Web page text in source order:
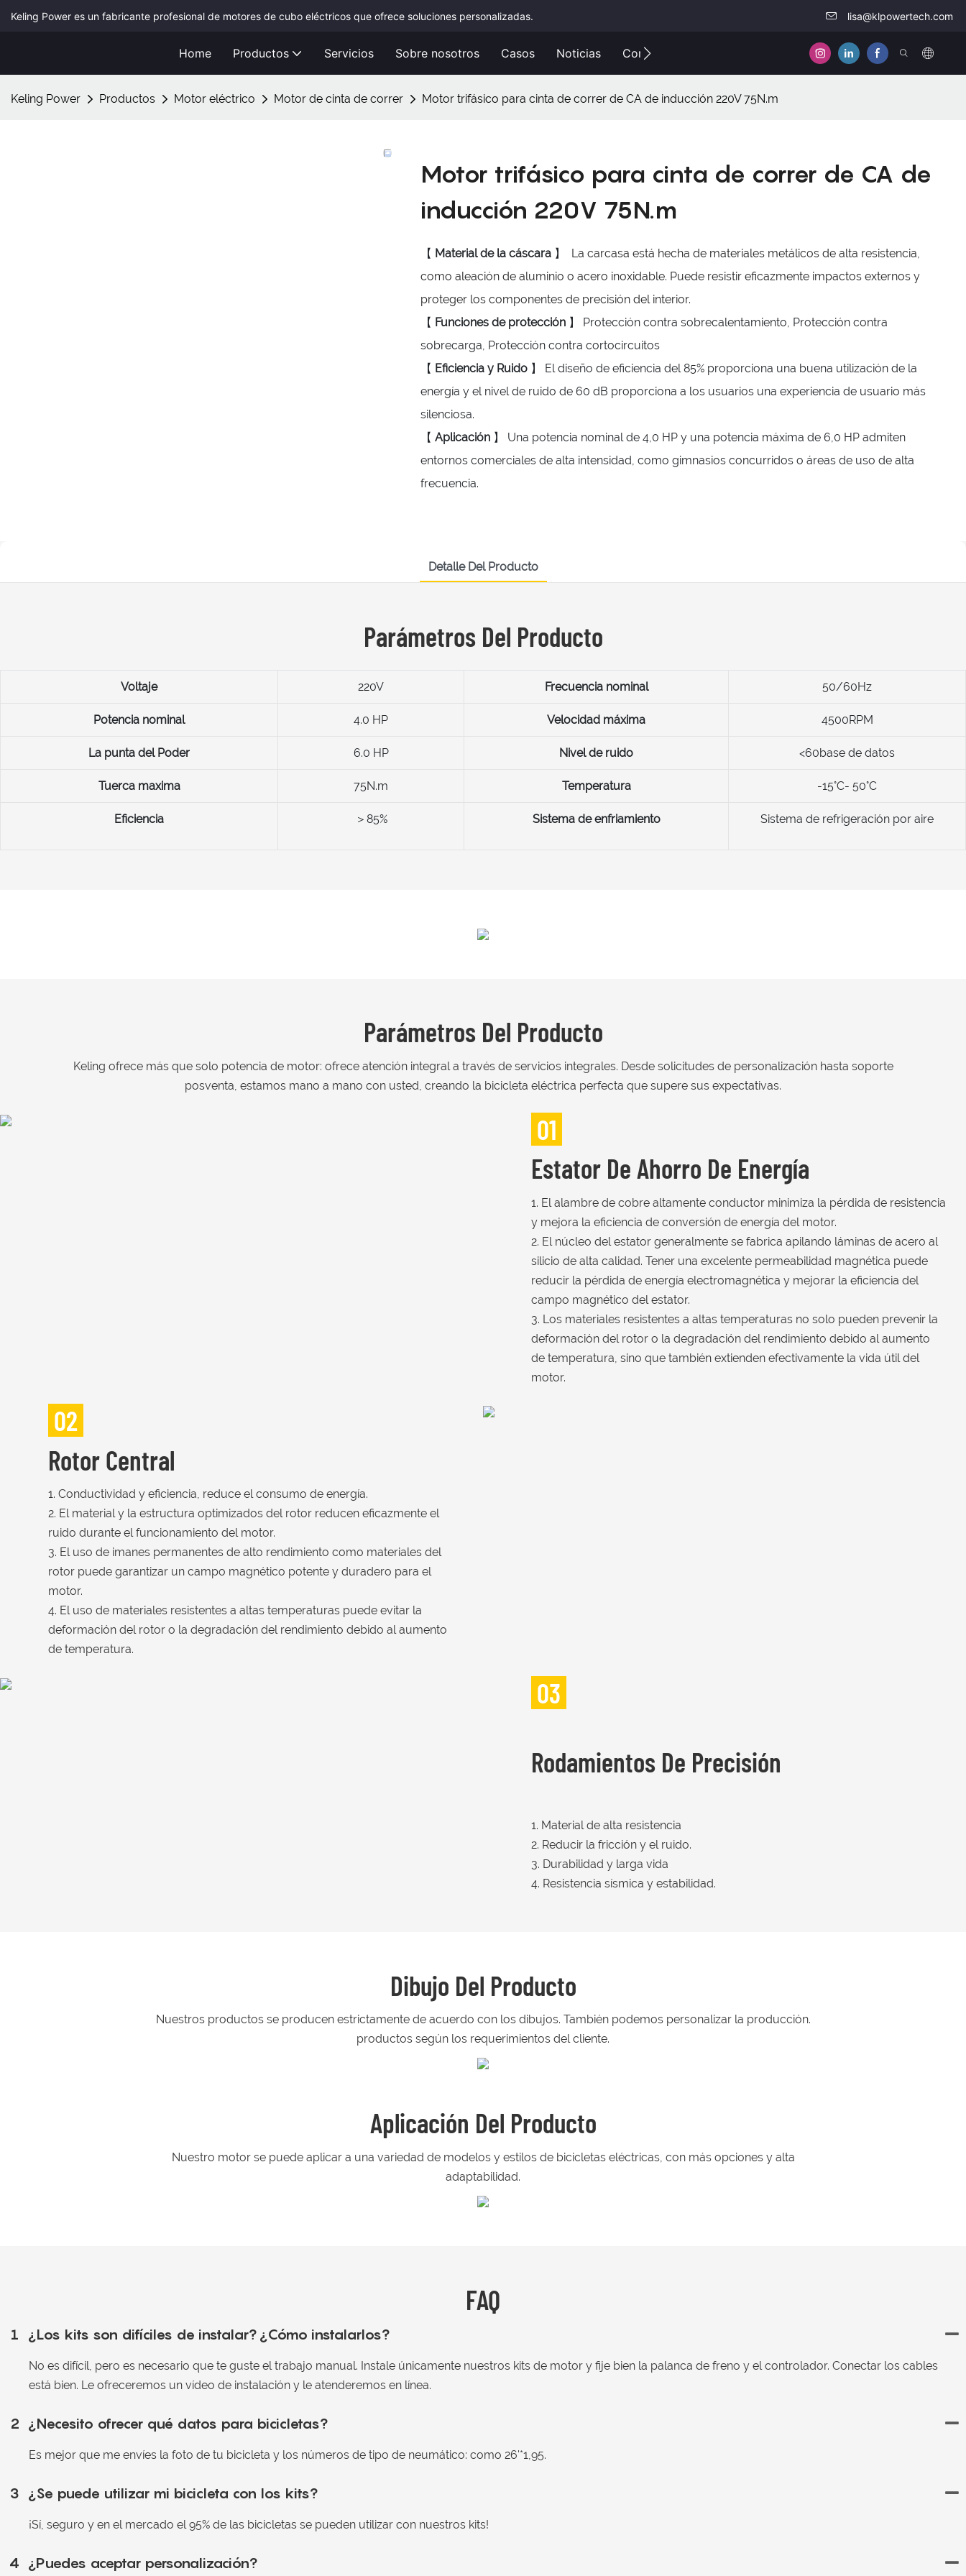
Keling Power es un fabricante profesional de motores de cubo eléctricos que ofrece soluciones personalizadas. lisa@klpowertech.com
Home Productos Servicios Sobre nosotros Casos Noticias Contáctenos
Keling Power Productos Motor eléctrico Motor de cinta de correr Motor trifásico para cinta de correr de CA de inducción 220V 75N.m
Motor trifásico para cinta de correr de CA de
inducción 220V 75N.m
【 Material de la cáscara 】
La carcasa está hecha de materiales metálicos de alta resistencia,
como aleación de aluminio o acero inoxidable. Puede resistir eficazmente impactos externos y
proteger los componentes de precisión del interior.
【 Funciones de protección 】 Protección contra sobrecalentamiento, Protección contra
sobrecarga, Protección contra cortocircuitos
【 Eficiencia y Ruido 】 El diseño de eficiencia del 85% proporciona una buena utilización de la
energía y el nivel de ruido de 60 dB proporciona a los usuarios una experiencia de usuario más
silenciosa.
【 Aplicación 】 Una potencia nominal de 4,0 HP y una potencia máxima de 6,0 HP admiten
entornos comerciales de alta intensidad, como gimnasios concurridos o áreas de uso de alta
frecuencia.
Detalle Del Producto
Parámetros Del Producto
Voltaje 220V Frecuencia nominal 50/60Hz
Potencia nominal 4.0 HP Velocidad máxima 4500RPM
La punta del Poder 6.0 HP Nivel de ruido <60base de datos
Tuerca maxima 75N.m Temperatura -15°C- 50°C
Eficiencia ＞85% Sistema de enfriamiento Sistema de refrigeración por aire
Parámetros Del Producto
Keling ofrece más que solo potencia de motor: ofrece atención integral a través de servicios integrales. Desde solicitudes de personalización hasta soporte
posventa, estamos mano a mano con usted, creando la bicicleta eléctrica perfecta que supere sus expectativas.
01
Estator De Ahorro De Energía
1. El alambre de cobre altamente conductor minimiza la pérdida de resistencia
y mejora la eficiencia de conversión de energía del motor.
2. El núcleo del estator generalmente se fabrica apilando láminas de acero al
silicio de alta calidad. Tener una excelente permeabilidad magnética puede
reducir la pérdida de energía electromagnética y mejorar la eficiencia del
campo magnético del estator.
3. Los materiales resistentes a altas temperaturas no solo pueden prevenir la
deformación del rotor o la degradación del rendimiento debido al aumento
de temperatura, sino que también extienden efectivamente la vida útil del
motor.
02
Rotor Central
1. Conductividad y eficiencia, reduce el consumo de energía.
2. El material y la estructura optimizados del rotor reducen eficazmente el
ruido durante el funcionamiento del motor.
3. El uso de imanes permanentes de alto rendimiento como materiales del
rotor puede garantizar un campo magnético potente y duradero para el
motor.
4. El uso de materiales resistentes a altas temperaturas puede evitar la
deformación del rotor o la degradación del rendimiento debido al aumento
de temperatura.
03
1. Material de alta resistencia
2. Reducir la fricción y el ruido.
3. Durabilidad y larga vida
4. Resistencia sísmica y estabilidad.
Dibujo Del Producto
Nuestros productos se producen estrictamente de acuerdo con los dibujos. También podemos personalizar la producción.
productos según los requerimientos del cliente.
Aplicación Del Producto
Nuestro motor se puede aplicar a una variedad de modelos y estilos de bicicletas eléctricas, con más opciones y alta
adaptabilidad.
FAQ
1 ¿Los kits son difíciles de instalar? ¿Cómo instalarlos?
No es difícil, pero es necesario que te guste el trabajo manual. Instale únicamente nuestros kits de motor y fije bien la palanca de freno y el controlador. Conectar los cables
está bien. Le ofreceremos un vídeo de instalación y le atenderemos en línea.
2 ¿Necesito ofrecer qué datos para bicicletas?
Es mejor que me envíes la foto de tu bicicleta y los números de tipo de neumático: como 26'*1,95.
3 ¿Se puede utilizar mi bicicleta con los kits?
¡Sí, seguro y en el mercado el 95% de las bicicletas se pueden utilizar con nuestros kits!
4 ¿Puedes aceptar personalización?